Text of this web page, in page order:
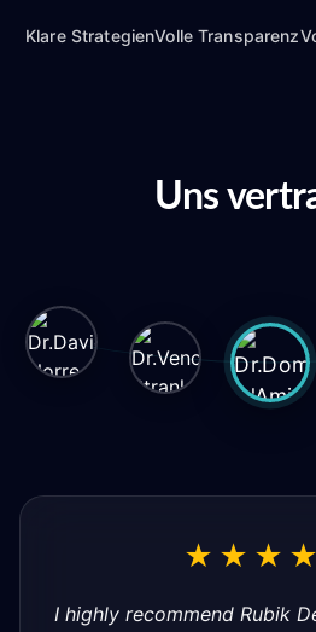
Klare StrategienVolle Transparenz
Uns
I highly recommend Rubik